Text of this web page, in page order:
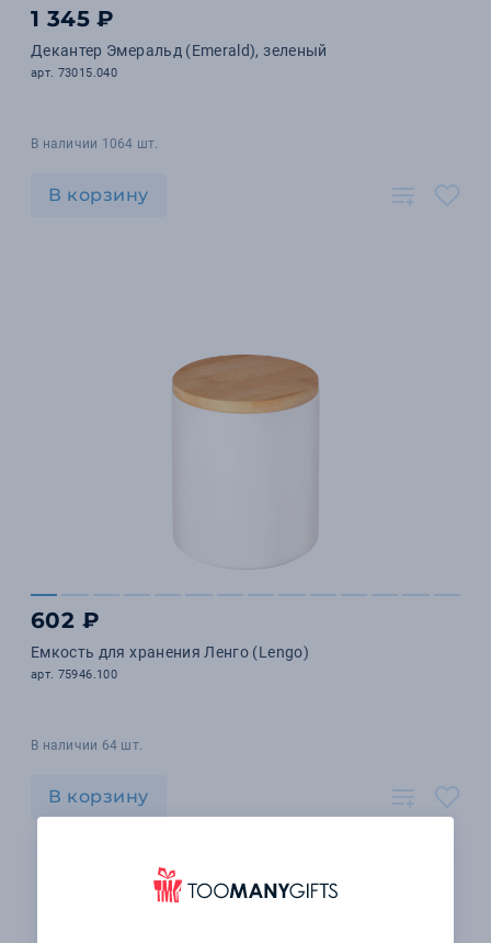
1 345 ₽
Декантер Эмеральд (Emerald), зеленый
арт. 73015.040
В наличии 1064 шт.
В корзину
602 ₽
Емкость для хранения Ленго (Lengo)
арт. 75946.100
В наличии 64 шт.
В корзину